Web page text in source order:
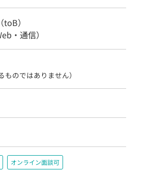
）
・通信）
のではありません）
オンライン面談可